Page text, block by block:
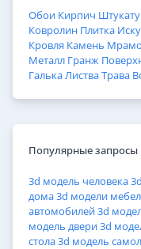
Обои Кирпич
Ковролин Плитка
Кровля Камень
Металл Гранж
Галька ЛистваТрава
Популярные запросы
3d модель человека
дома3d модели
автомобилей3d
модель двери3d
стола3d модель